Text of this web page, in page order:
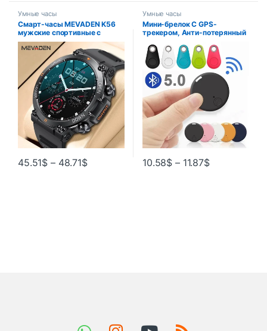
Умные часы
Смарт-часы MEVADEN K56
мужские спортивные с
поддержкой Bluetooth, 1,39
дюйма, 400 мА · ч
45.51$ – 48.71$
Умные часы
Мини-брелок С GPS-
трекером, Анти-потерянный
Смарт-тег Для Детей И
Собак, Носимый Локатор
Сигнала
10.58$ – 11.87$